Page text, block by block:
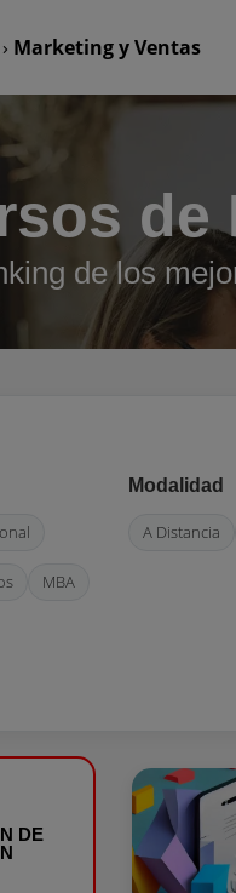
› Marketing y Ventas
de
de los
MBA
Modalidad
A Distancia
DE